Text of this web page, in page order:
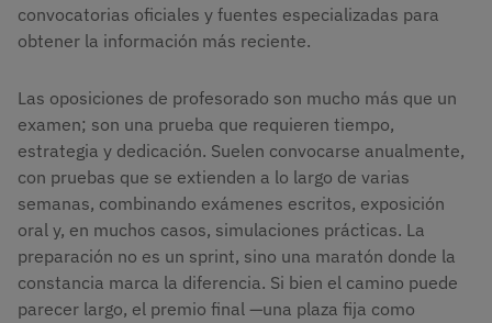
convocatorias oficiales y fuentes especializadas para
obtener la información más reciente.
Las oposiciones de profesorado son mucho más que un
examen; son una prueba que requieren tiempo,
estrategia y dedicación. Suelen convocarse anualmente,
con pruebas que se extienden a lo largo de varias
semanas, combinando exámenes escritos, exposición
oral y, en muchos casos, simulaciones prácticas. La
preparación no es un sprint, sino una maratón donde la
constancia marca la diferencia. Si bien el camino puede
parecer largo, el premio final —una plaza fija como